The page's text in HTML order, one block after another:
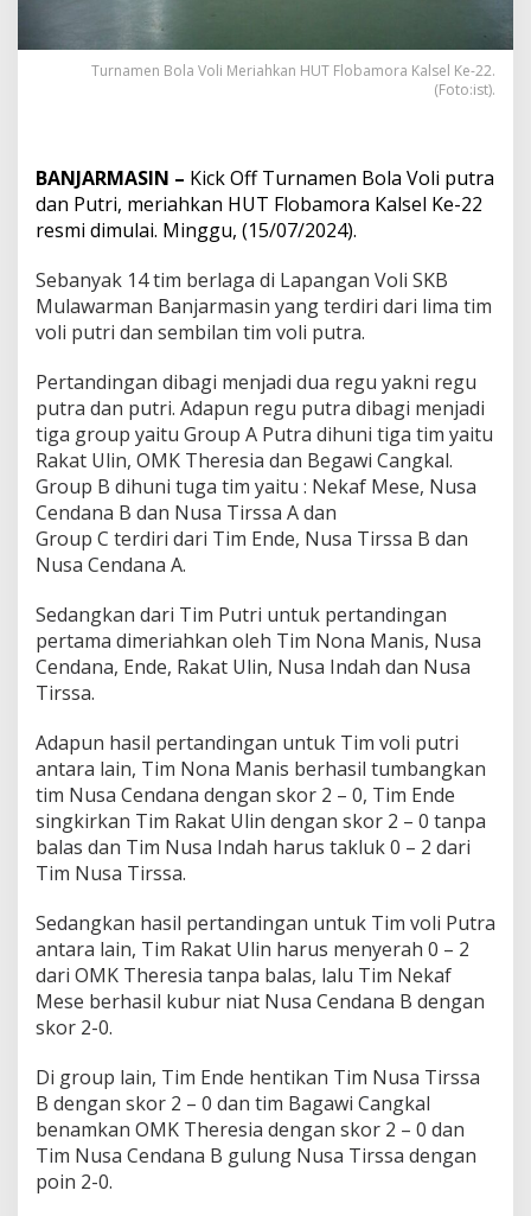
Turnamen Bola Voli Meriahkan HUT Flobamora Kalsel Ke-22.
(Foto:ist).
BANJARMASIN – Kick Off Turnamen Bola Voli putra
dan Putri, meriahkan HUT Flobamora Kalsel Ke-22
resmi dimulai. Minggu, (15/07/2024).
Sebanyak 14 tim berlaga di Lapangan Voli SKB
Mulawarman Banjarmasin yang terdiri dari lima tim
voli putri dan sembilan tim voli putra.
Pertandingan dibagi menjadi dua regu yakni regu
putra dan putri. Adapun regu putra dibagi menjadi
tiga group yaitu Group A Putra dihuni tiga tim yaitu
Rakat Ulin, OMK Theresia dan Begawi Cangkal.
Group B dihuni tuga tim yaitu : Nekaf Mese, Nusa
Cendana B dan Nusa Tirssa A dan
Group C terdiri dari Tim Ende, Nusa Tirssa B dan
Nusa Cendana A.
Sedangkan dari Tim Putri untuk pertandingan
pertama dimeriahkan oleh Tim Nona Manis, Nusa
Cendana, Ende, Rakat Ulin, Nusa Indah dan Nusa
Tirssa.
Adapun hasil pertandingan untuk Tim voli putri
antara lain, Tim Nona Manis berhasil tumbangkan
tim Nusa Cendana dengan skor 2 – 0, Tim Ende
singkirkan Tim Rakat Ulin dengan skor 2 – 0 tanpa
balas dan Tim Nusa Indah harus takluk 0 – 2 dari
Tim Nusa Tirssa.
Sedangkan hasil pertandingan untuk Tim voli Putra
antara lain, Tim Rakat Ulin harus menyerah 0 – 2
dari OMK Theresia tanpa balas, lalu Tim Nekaf
Mese berhasil kubur niat Nusa Cendana B dengan
skor 2-0.
Di group lain, Tim Ende hentikan Tim Nusa Tirssa
B dengan skor 2 – 0 dan tim Bagawi Cangkal
benamkan OMK Theresia dengan skor 2 – 0 dan
Tim Nusa Cendana B gulung Nusa Tirssa dengan
poin 2-0.